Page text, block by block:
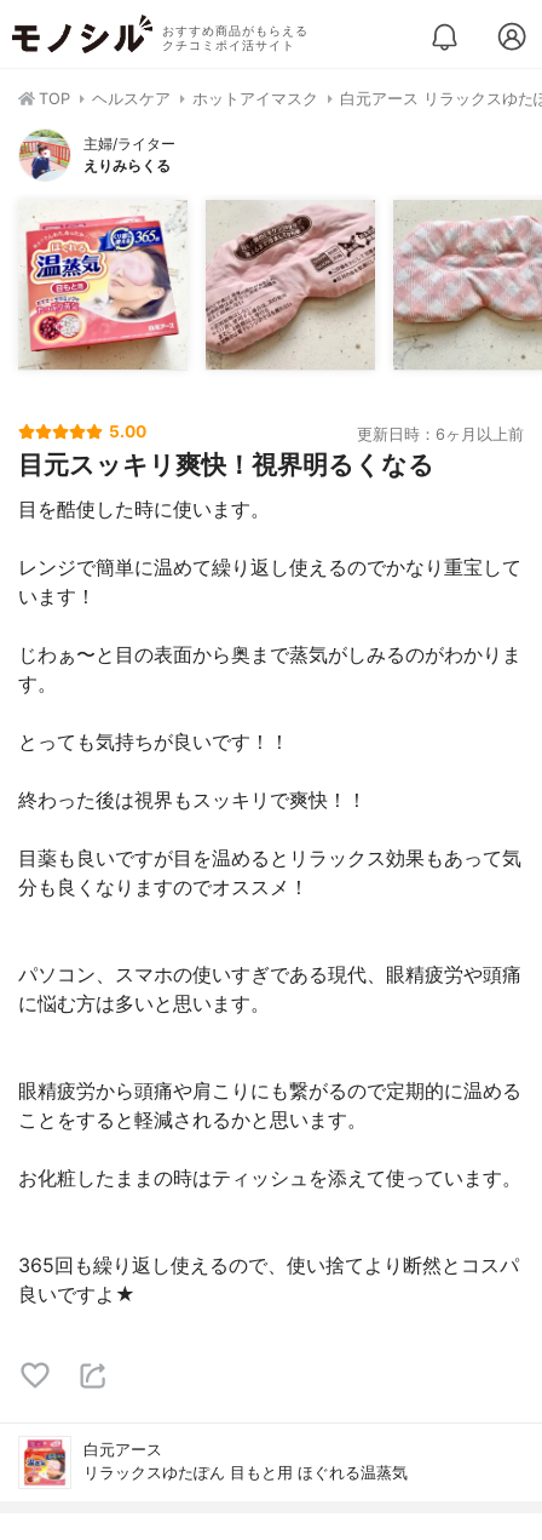
おすすめ商品がもらえる
クチコミポイ活サイト
TOP ヘルスケア ホットアイマスク 白元アース リラックスゆた
主婦/ライター
えりみらくる
5.00 更新日時：6ヶ月以上前
目元スッキリ爽快！視界明るくなる
目を酷使した時に使います。
レンジで簡単に温めて繰り返し使えるのでかなり重宝して
います！
じわぁ〜と目の表面から奥まで蒸気がしみるのがわかりま
す。
とっても気持ちが良いです！！
終わった後は視界もスッキリで爽快！！
目薬も良いですが目を温めるとリラックス効果もあって気
分も良くなりますのでオススメ！
パソコン、スマホの使いすぎである現代、眼精疲労や頭痛
に悩む方は多いと思います。
眼精疲労から頭痛や肩こりにも繋がるので定期的に温める
ことをすると軽減されるかと思います。
お化粧したままの時はティッシュを添えて使っています。
365回も繰り返し使えるので、使い捨てより断然とコスパ
良いですよ★
白元アース
リラックスゆたぽん 目もと用 ほぐれる温蒸気